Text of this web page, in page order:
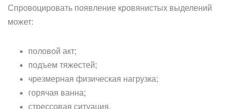
Спровоцировать появление кровянистых выделений
может:
половой акт;
подъем тяжестей;
чрезмерная физическая нагрузка;
горячая ванна;
стрессовая ситуация.